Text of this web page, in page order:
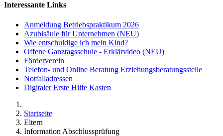
Interessante Links
Anmeldung Betriebspraktikum 2026
Azubisäule für Unternehmen (NEU)
Wie entschuldige ich mein Kind?
Offene Ganztagsschule - Erklärvideo (NEU)
Förderverein
Telefon- und Online Beratung Erziehungsberatungsstelle
Notfalladressen
Digitaler Erste Hilfe Kasten
Startseite
Eltern
Information Abschlussprüfung